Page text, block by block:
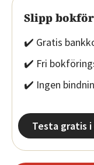
Slipp
✔️ Gratis
✔️ Fri
✔️ Ingen
Testa gratis i